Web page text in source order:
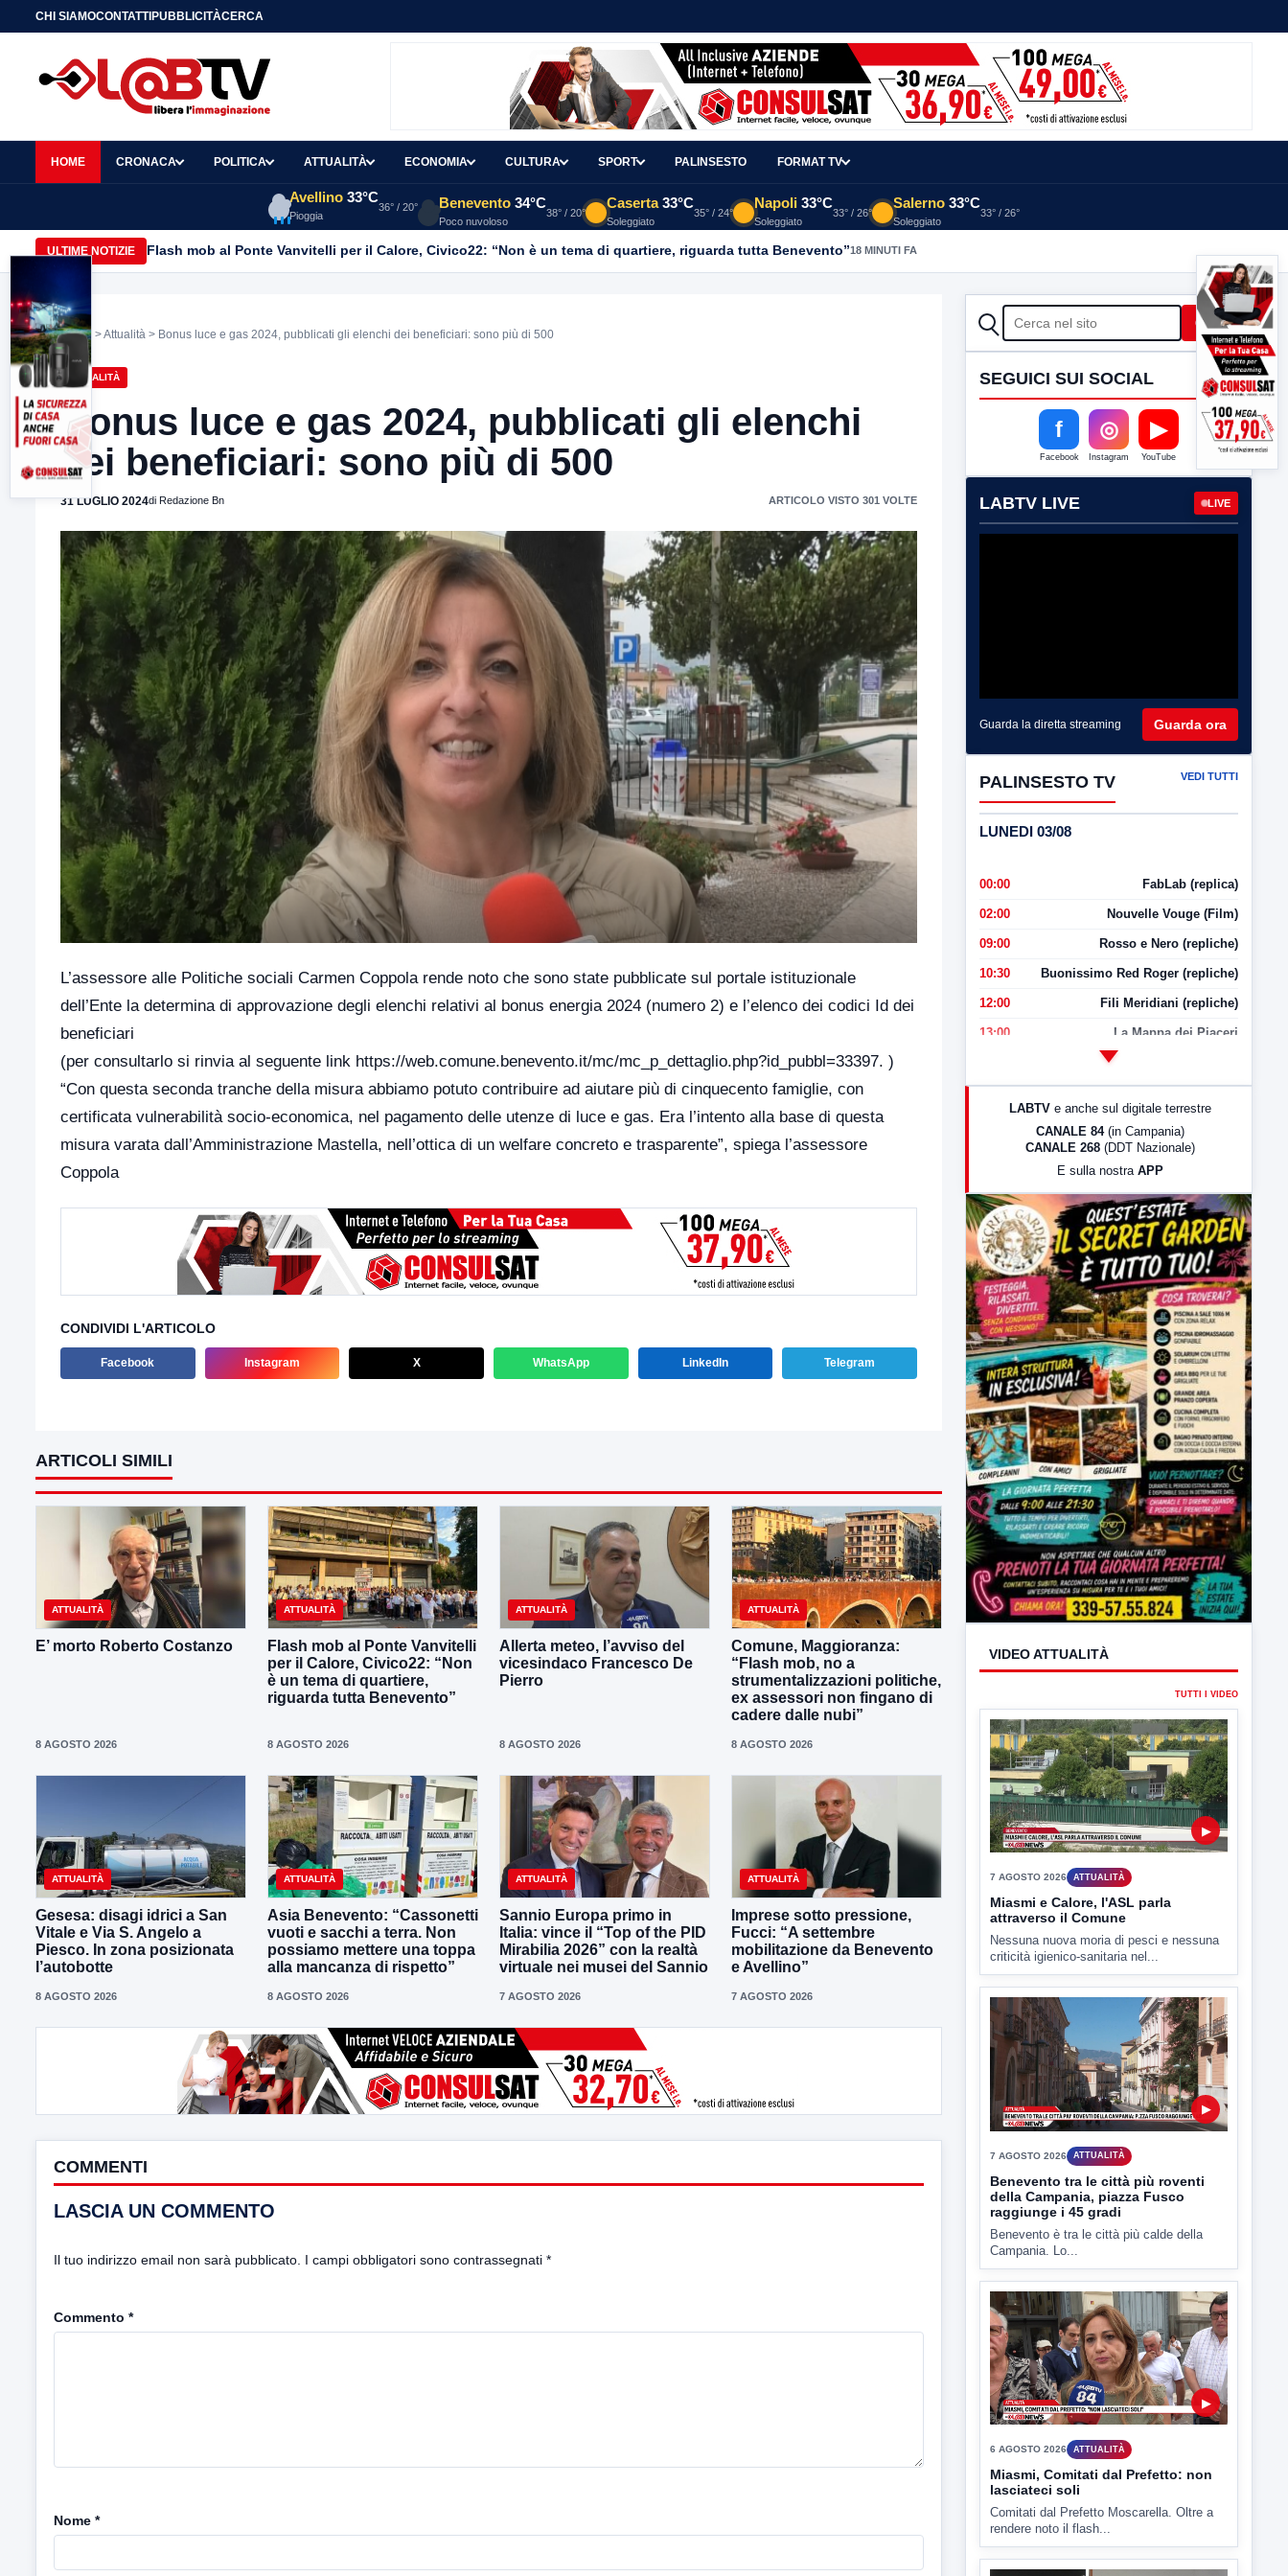
CHI SIAMOCONTATTIPUBBLICITÀCERCA
HOME CRONACA POLITICA ATTUALITÀ ECONOMIA CULTURA SPORT PALINSESTO FORMAT TV
Avellino 33°C
Pioggia
36° / 20° Benevento 34°C
Poco nuvoloso
38° / 20°
Caserta 33°C
Soleggiato
35° / 24°
Napoli 33°C
Soleggiato
33° / 26°
Salerno 33°C
Soleggiato
33° / 26°
ULTIME NOTIZIE Flash mob al Ponte Vanvitelli per il Calore, Civico22: “Non è un tema di quartiere, riguarda tutta Benevento”18 MINUTI FA
Home >Attualità > Bonus luce e gas 2024, pubblicati gli elenchi dei beneficiari: sono più di 500
ATTUALITÀ
Bonus luce e gas 2024, pubblicati gli elenchi
dei beneficiari: sono più di 500
31 LUGLIO 2024di Redazione Bn ARTICOLO VISTO 301 VOLTE
L’assessore alle Politiche sociali Carmen Coppola rende noto che sono state pubblicate sul portale istituzionale
dell’Ente la determina di approvazione degli elenchi relativi al bonus energia 2024 (numero 2) e l’elenco dei codici Id dei
beneficiari
(per consultarlo si rinvia al seguente link https://web.comune.benevento.it/mc/mc_p_dettaglio.php?id_pubbl=33397. )
“Con questa seconda tranche della misura abbiamo potuto contribuire ad aiutare più di cinquecento famiglie, con
certificata vulnerabilità socio-economica, nel pagamento delle utenze di luce e gas. Era l’intento alla base di questa
misura varata dall’Amministrazione Mastella, nell’ottica di un welfare concreto e trasparente”, spiega l’assessore
Coppola
CONDIVIDI L'ARTICOLO
Facebook Instagram X WhatsApp LinkedIn Telegram
ARTICOLI SIMILI
ATTUALITÀ
E’ morto Roberto Costanzo
8 AGOSTO 2026
ATTUALITÀ
Flash mob al Ponte Vanvitelli
per il Calore, Civico22: “Non
è un tema di quartiere,
riguarda tutta Benevento”
8 AGOSTO 2026
ATTUALITÀ
Allerta meteo, l’avviso del
vicesindaco Francesco De
Pierro
8 AGOSTO 2026
ATTUALITÀ
Comune, Maggioranza:
“Flash mob, no a
strumentalizzazioni politiche,
ex assessori non fingano di
cadere dalle nubi”
8 AGOSTO 2026
ATTUALITÀ
Gesesa: disagi idrici a San
Vitale e Via S. Angelo a
Piesco. In zona posizionata
l’autobotte
8 AGOSTO 2026
ATTUALITÀ
Asia Benevento: “Cassonetti
vuoti e sacchi a terra. Non
possiamo mettere una toppa
alla mancanza di rispetto”
8 AGOSTO 2026
ATTUALITÀ
Sannio Europa primo in
Italia: vince il “Top of the PID
Mirabilia 2026” con la realtà
virtuale nei musei del Sannio
7 AGOSTO 2026
ATTUALITÀ
Imprese sotto pressione,
Fucci: “A settembre
mobilitazione da Benevento
e Avellino”
7 AGOSTO 2026
COMMENTI
LASCIA UN COMMENTO
Il tuo indirizzo email non sarà pubblicato. I campi obbligatori sono contrassegnati *
Commento *
Nome *
CERCA Cerca
SEGUICI SUI SOCIAL
f
Facebook
◎
Instagram
▶
YouTube
LABTV LIVE LIVE
Guarda la diretta streaming Guarda ora
PALINSESTO TV VEDI TUTTI
LUNEDI 03/08
00:00 FabLab (replica)
02:00 Nouvelle Vouge (Film)
09:00 Rosso e Nero (repliche)
10:30 Buonissimo Red Roger (repliche)
12:00 Fili Meridiani (repliche)
13:00 La Mappa dei Piaceri
LabNews (Diretta)
23:00 LabNews (replica)
LABTV e anche sul digitale terrestre
CANALE 84 (in Campania)
CANALE 268 (DDT Nazionale)
E sulla nostra APP
VIDEO ATTUALITÀ
TUTTI I VIDEO
▶
7 AGOSTO 2026 ATTUALITÀ
Miasmi e Calore, l'ASL parla
attraverso il Comune
Nessuna nuova moria di pesci e nessuna
criticità igienico-sanitaria nel...
7 AGOSTO 2026
Benevento tra le città più roventi
della Campania, piazza Fusco
raggiunge i 45 gradi
Benevento è tra le città più calde della
Campania. Lo...
6 AGOSTO 2026 ATTUALITÀ
Miasmi, Comitati dal Prefetto: non
lasciateci soli
Comitati dal Prefetto Moscarella. Oltre a
rendere noto il flash...